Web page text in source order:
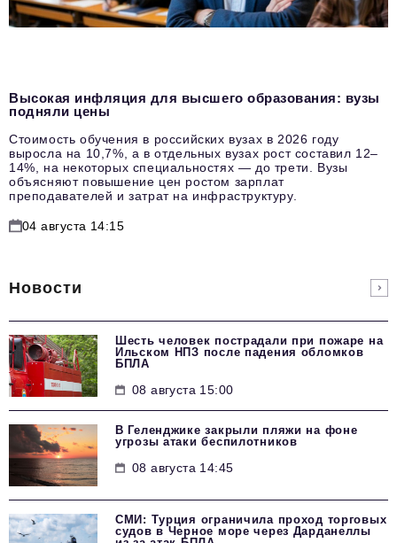
Высокая инфляция для высшего образования: вузы
подняли цены
Стоимость обучения в российских вузах в 2026 году
выросла на 10,7%, а в отдельных вузах рост составил 12–
14%, на некоторых специальностях — до трети. Вузы
объясняют повышение цен ростом зарплат
преподавателей и затрат на инфраструктуру.
04 августа 14:15
Новости
Шесть человек пострадали при пожаре на
Ильском НПЗ после падения обломков
БПЛА
08 августа 15:00
В Геленджике закрыли пляжи на фоне
угрозы атаки беспилотников
08 августа 14:45
СМИ: Турция ограничила проход торговых
судов в Черное море через Дарданеллы